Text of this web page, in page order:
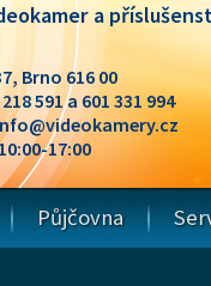
a
Brno 616 00
591 a 601 331 994
17:00
Půjčovna